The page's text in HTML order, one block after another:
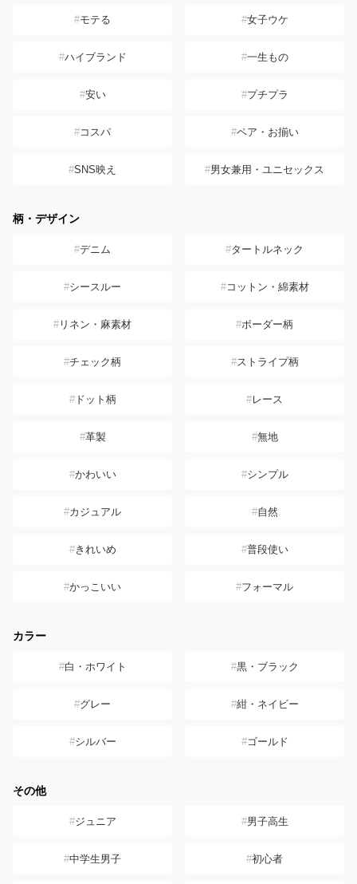
モテる 女子ウケ
ハイブランド 一生もの
安い プチプラ
コスパ ペア・お揃い
SNS映え 男女兼用・ユニセックス
柄・デザイン
デニム タートルネック
シースルー コットン・綿素材
リネン・麻素材 ボーダー柄
チェック柄 ストライプ柄
ドット柄 レース
革製 無地
かわいい シンプル
カジュアル 自然
きれいめ 普段使い
かっこいい フォーマル
カラー
白・ホワイト 黒・ブラック
グレー 紺・ネイビー
シルバー ゴールド
その他
ジュニア 男子高生
中学生男子 初心者